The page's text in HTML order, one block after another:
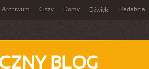
Archiwum Ciszy Domy Dźwięki Redakcja
BLOG